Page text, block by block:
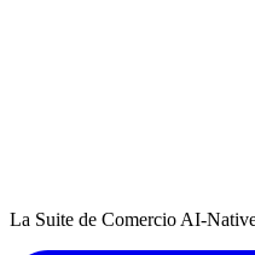
La Suite de Comercio AI-